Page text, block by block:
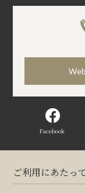
Facebook
ご利用にあたっ